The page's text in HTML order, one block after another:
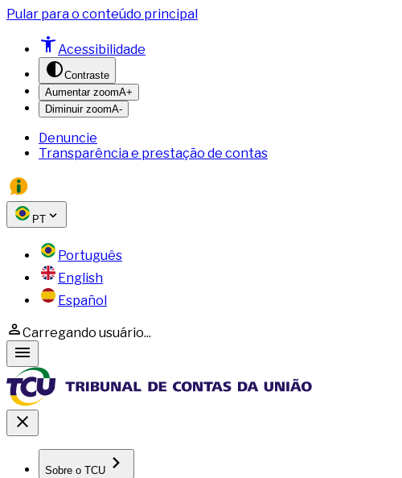
Pular para o conteúdo principal
Acessibilidade
Contraste
Aumentar zoomA+
Diminuir zoomA-
Denuncie
Transparência e prestação de contas
PT
Português
English
Español
Carregando usuário...
Sobre o TCU